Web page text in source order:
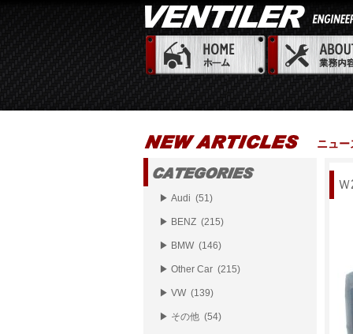
ニュー
▶ Audi (51)
▶ BENZ (215)
▶ BMW (146)
▶ Other Car (215)
▶ VW (139)
▶ その他 (54)